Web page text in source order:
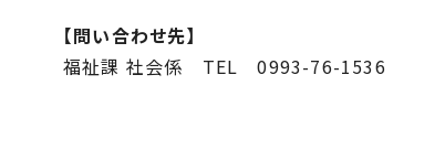
【問い合わせ先】
福祉課 社会係 TEL 0993-76-1536